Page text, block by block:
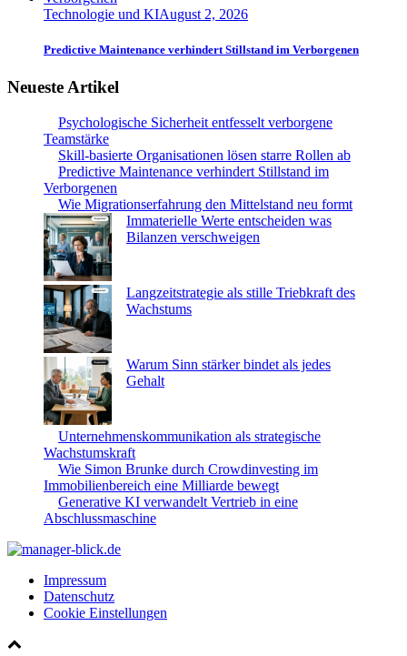
Technologie und KIAugust 2, 2026
Predictive Maintenance verhindert Stillstand im Verborgenen
Neueste Artikel
Psychologische Sicherheit entfesselt verborgene
Teamstärke
Skill-basierte Organisationen lösen starre Rollen ab
Predictive Maintenance verhindert Stillstand im
Verborgenen
Wie Migrationserfahrung den Mittelstand neu formt
Immaterielle Werte entscheiden was
Bilanzen verschweigen
Langzeitstrategie als stille Triebkraft des
Wachstums
Warum Sinn stärker bindet als jedes
Gehalt
Unternehmenskommunikation als strategische
Wachstumskraft
Wie Simon Brunke durch Crowdinvesting im
Immobilienbereich eine Milliarde bewegt
Generative KI verwandelt Vertrieb in eine
Abschlussmaschine
Impressum
Datenschutz
Cookie Einstellungen